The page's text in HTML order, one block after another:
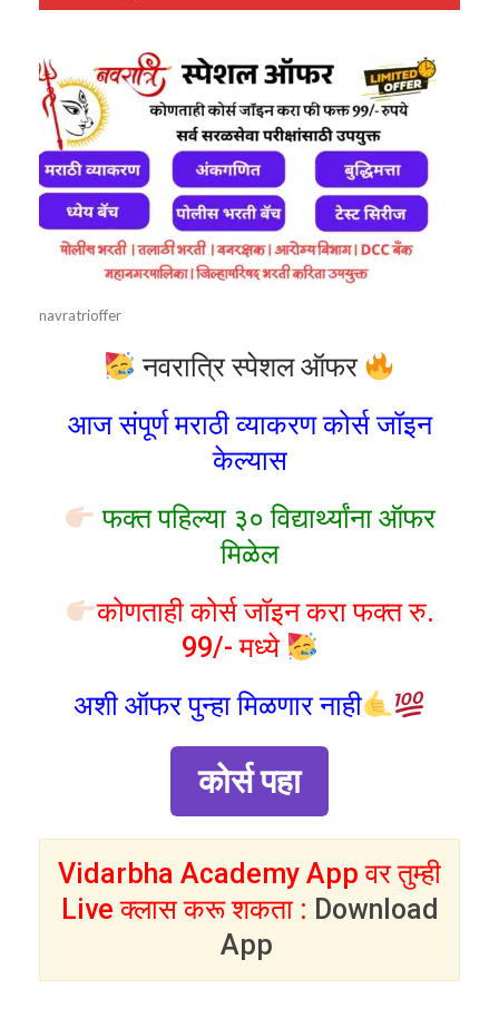
navratrioffer
नवरात्रि स्पेशल ऑफर
आज संपूर्ण मराठी व्याकरण कोर्स जॉइन
केल्यास
फक्त पहिल्या ३० विद्यार्थ्यांना ऑफर
मिळेल
कोणताही कोर्स जॉइन करा फक्त रु.
99/- मध्ये
अशी ऑफर पुन्हा मिळणार नाही
कोर्स पहा
Vidarbha Academy App वर तुम्ही
Live क्लास करू शकता : Download
App